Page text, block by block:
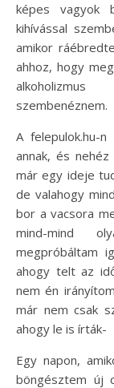
képes vagyok
kihívással
amikor
ahhoz, hogy
szembenéznem.
A felepulok.hu-
annak, és
már egy ideje
de valahogy
bor a vacsora
mind-mind
megpróbáltam
ahogy telt az
nem én
már nem csak
ahogy le is írták-
Egy napon,
böngésztem új